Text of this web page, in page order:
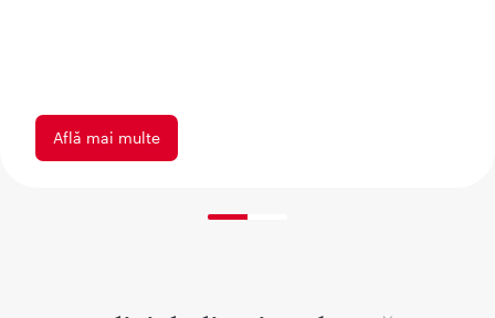
Află mai multe